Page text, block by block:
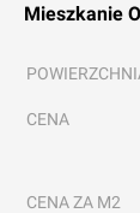
Mieszkanie
CENA
CENA ZA M2